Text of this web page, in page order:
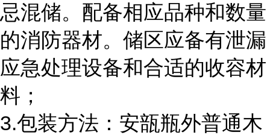
忌混储。配备相应品种和数量
的消防器材。储区应备有泄漏
应急处理设备和合适的收容材
料；
3.包装方法：安瓿瓶外普通木